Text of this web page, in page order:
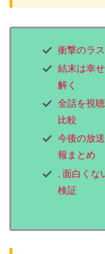
衝撃のラ
結末は幸
解く
全話を視
比較
今後の放
報まとめ
. 面白くな
検証